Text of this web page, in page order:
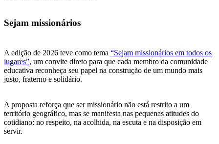
Sejam missionários
A edição de 2026 teve como tema “Sejam missionários em todos os
lugares”, um convite direto para que cada membro da comunidade
educativa reconheça seu papel na construção de um mundo mais
justo, fraterno e solidário.
A proposta reforça que ser missionário não está restrito a um
território geográfico, mas se manifesta nas pequenas atitudes do
cotidiano: no respeito, na acolhida, na escuta e na disposição em
servir.